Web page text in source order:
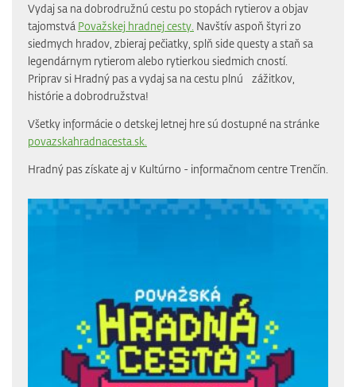
Vydaj sa na dobrodružnú cestu po stopách rytierov a objav
tajomstvá Považskej hradnej cesty. Navštív aspoň štyri zo
siedmych hradov, zbieraj pečiatky, splň side questy a staň sa
legendárnym rytierom alebo rytierkou siedmich cností.
Priprav si Hradný pas a vydaj sa na cestu plnú zážitkov,
histórie a dobrodružstva!
Všetky informácie o detskej letnej hre sú dostupné na stránke
povazskahradnacesta.sk.
Hradný pas získate aj v Kultúrno - informačnom centre Trenčín.